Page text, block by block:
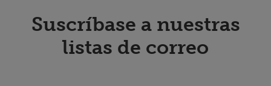
Suscríbase a nuestras
listas de correo